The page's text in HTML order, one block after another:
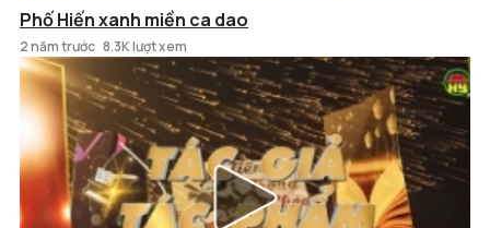
Phố Hiến xanh miền ca dao
2 năm trước 8.3K lượt xem